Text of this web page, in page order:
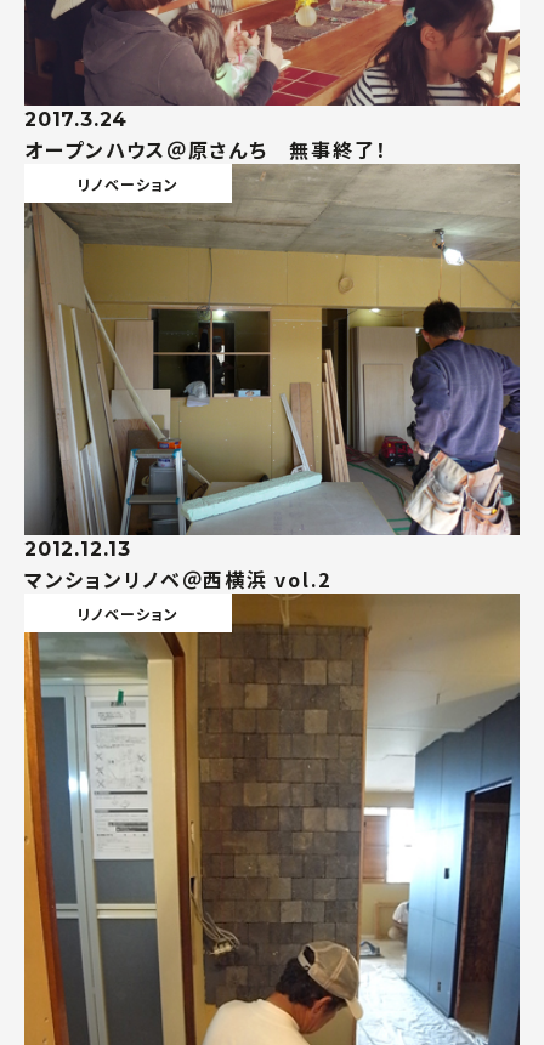
2017.3.24
オープンハウス＠原さんち 無事終了！
2012.12.13
マンションリノベ＠西横浜 vol.2
リノベーション
リノベーション